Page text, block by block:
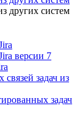
других систем
версии 7
задач из
задач